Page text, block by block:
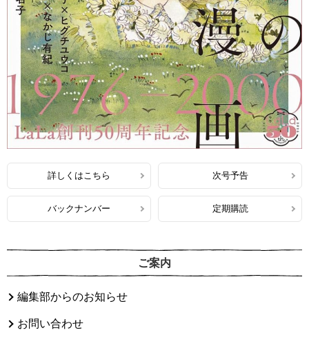
詳しくはこちら 次号予告
バックナンバー 定期購読
ご案内
編集部からのお知らせ
お問い合わせ